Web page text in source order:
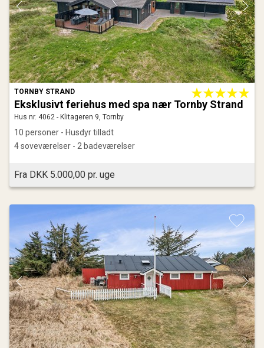
TORNBY STRAND
Eksklusivt feriehus med spa nær Tornby Strand
Hus nr. 4062 - Klitageren 9, Tornby
10 personer - Husdyr tilladt
4 soveværelser - 2 badeværelser
Fra DKK 5.000,00 pr. uge